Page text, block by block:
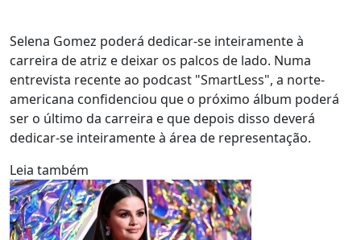
Selena Gomez poderá dedicar-se inteiramente à
carreira de atriz e deixar os palcos de lado. Numa
entrevista recente ao podcast "SmartLess", a norte-
americana confidenciou que o próximo álbum poderá
ser o último da carreira e que depois disso deverá
dedicar-se inteiramente à área de representação.
Leia também